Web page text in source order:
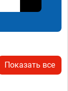
Показать все